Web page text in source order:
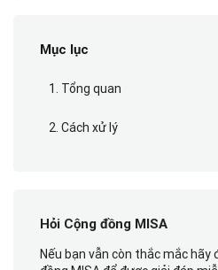
Mục lục
1. Tổng quan
2. Cách xử lý
Hỏi Cộng đồng MISA
Nếu bạn vẫn còn thắc mắc hãy